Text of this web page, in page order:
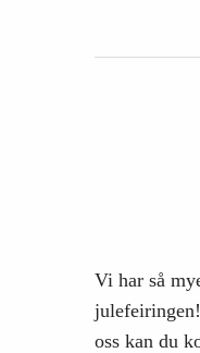
Vi har så
oss kan du